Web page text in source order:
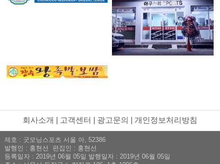
회사소개 고객센터 광고문의 개인정보처리방침
제호 : 굿모닝스포츠 서울 아, 52386
발행인 : 홍현선 편집인 : 홍현선
등록일자 : 2019년 06월 05일 발행일자 : 2019년 06월 05일